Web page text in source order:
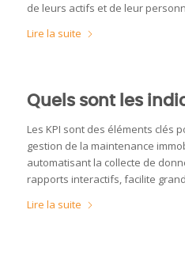
de leurs actifs et de leur
Lire la suite
Quels sont les
Les KPI sont des éléments clés
gestion de la maintenance
automatisant la collecte de
rapports interactifs, facilite
Lire la suite